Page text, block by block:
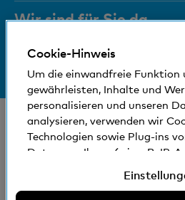
Führungsgremien
Medien
Sozial und
Medien
Blog
+41 (0)800 88 99 66
Wir sind für Sie da
Hilfe & Kontakt
Standorte und
Bankinfos
© Bank Cler AG
Rechtliche Bedingungen und
Cookie-Hinweis
Um die einwandfreie Funktion
gewährleisten, Inhalte und
personalisieren und unseren
analysieren, verwenden wir
Technologien sowie Plug-ins
Daten von Ihnen (wie z.B. IP-
werden können. Sie können